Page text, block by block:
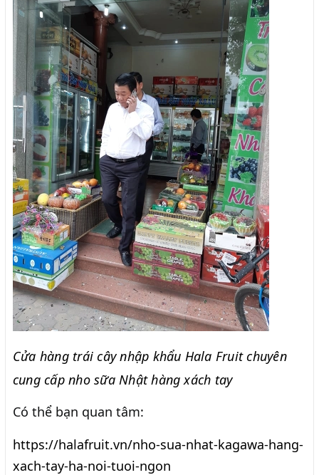
Cửa hàng trái cây nhập khẩu Hala Fruit chuyên
cung cấp nho sữa Nhật hàng xách tay
Có thể bạn quan tâm:
https://halafruit.vn/nho-sua-nhat-kagawa-hang-
xach-tay-ha-noi-tuoi-ngon